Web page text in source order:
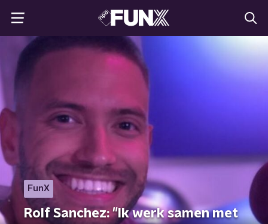
FunX
Rolf Sanchez: "Ik werk samen met